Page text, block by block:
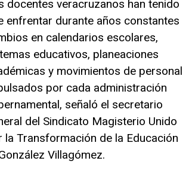
docentes veracruzanos han tenido
enfrentar durante años constantes
en calendarios escolares,
educativos, planeaciones
y movimientos de personal
por cada administración
señaló el secretario
del Sindicato Magisterio Unido
la Transformación de la Educación
Villagómez.